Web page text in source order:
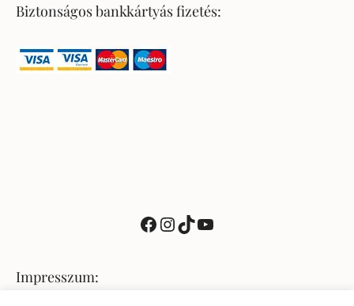
Biztonságos bankkártyás fizetés:
Facebook
Instagram
TikTok
YouTube
Impresszum: